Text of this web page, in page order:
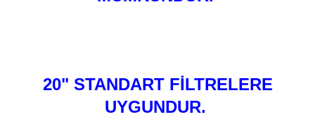
20" STANDART FİLTRELERE
UYGUNDUR.